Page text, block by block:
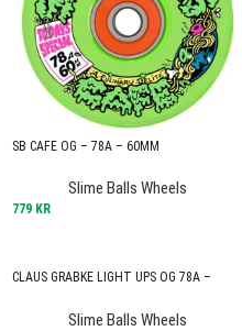
SB CAFE OG – 78A – 60MM
Slime Balls Wheels
779 KR
CLAUS GRABKE LIGHT UPS OG 78A –
Slime Balls Wheels